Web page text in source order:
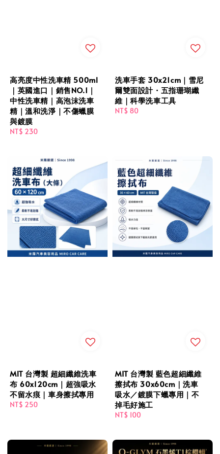
高亮度中性洗車精 500ml
｜英國進口｜銷售NO.1｜
中性洗車精｜高泡沫洗車
精｜溫和洗淨｜不傷蠟膜
與鍍膜
Regular
NT$ 230
洗車手套 30x21cm｜雪尼
爾雙面設計・五指珊瑚纖
維｜科學洗車工具
Regular
NT$ 80
MIT 台灣製 超細纖維洗車
布 60x120cm｜超強吸水
不留水痕｜車身擦拭專用
Regular
NT$ 250
MIT 台灣製 藍色超細纖維
擦拭布 30x60cm｜洗車
吸水／鍍膜下蠟專用｜不
掉毛好施工
Regular
NT$ 100